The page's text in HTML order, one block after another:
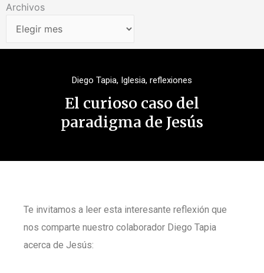
Archivos
Archivos
Diego Tapia, Iglesia, reflexiones
El curioso caso del
paradigma de Jesús
Te invitamos a leer esta interesante reflexión que
nos comparte nuestro colaborador Diego Tapia
acerca de Jesús: